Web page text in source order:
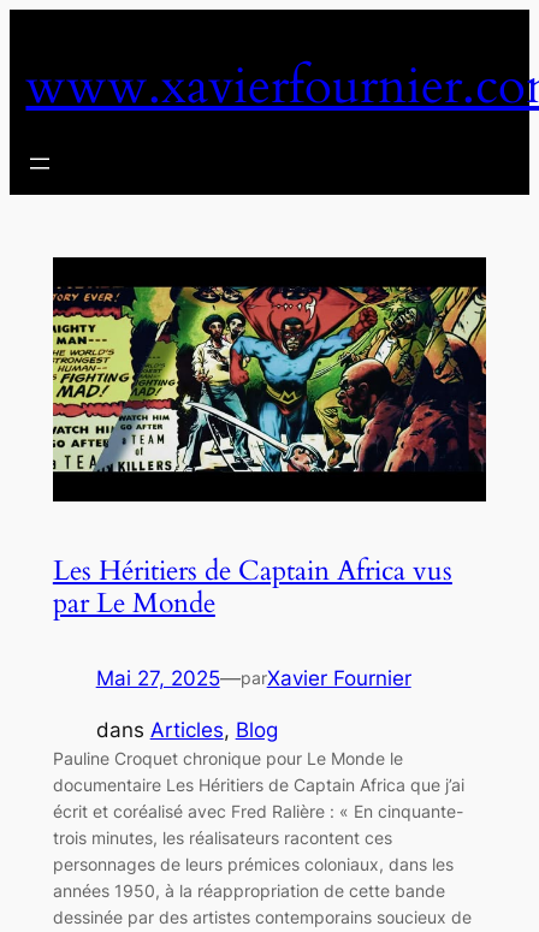
contenu
Les Héritiers de Captain Africa vus
par Le Monde
Mai 27, 2025—parXavier Fournier
dans Articles, Blog
Pauline Croquet chronique pour Le Monde le
documentaire Les Héritiers de Captain Africa que j’ai
écrit et coréalisé avec Fred Ralière : « En cinquante-
trois minutes, les réalisateurs racontent ces
personnages de leurs prémices coloniaux, dans les
années 1950, à la réappropriation de cette bande
dessinée par des artistes contemporains soucieux de